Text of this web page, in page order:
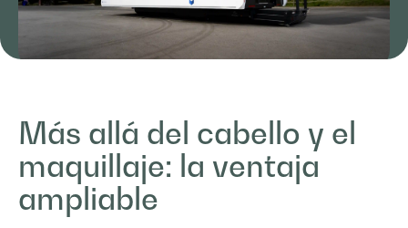
EVENTOS Y GIRA
Más allá del cabello y el
maquillaje: la ventaja
ampliable